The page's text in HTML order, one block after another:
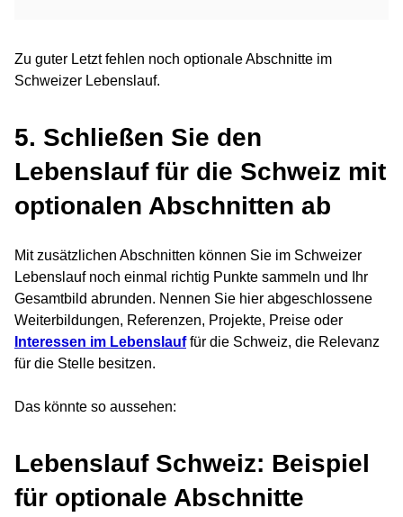
Zu guter Letzt fehlen noch optionale Abschnitte im
Schweizer Lebenslauf.
5. Schließen Sie den
Lebenslauf für die Schweiz mit
optionalen Abschnitten ab
Mit zusätzlichen Abschnitten können Sie im Schweizer
Lebenslauf noch einmal richtig Punkte sammeln und Ihr
Gesamtbild abrunden. Nennen Sie hier abgeschlossene
Weiterbildungen, Referenzen, Projekte, Preise oder
Interessen im Lebenslauffür die Schweiz, die Relevanz
für die Stelle besitzen.
Das könnte so aussehen:
Lebenslauf Schweiz: Beispiel
für optionale Abschnitte